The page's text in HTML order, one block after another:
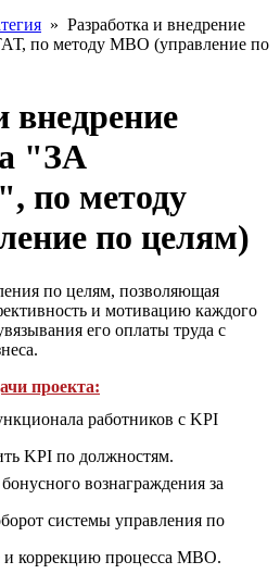
» Разработка и внедрение
по методу МВО (управление по
внедрение
"ЗА
по методу
по целям)
по целям, позволяющая
и мотивацию каждого
его оплаты труда с
проекта:
работников с KPI
KPI по должностям.
вознаграждения за
системы управления по
и коррекцию процесса МВО.